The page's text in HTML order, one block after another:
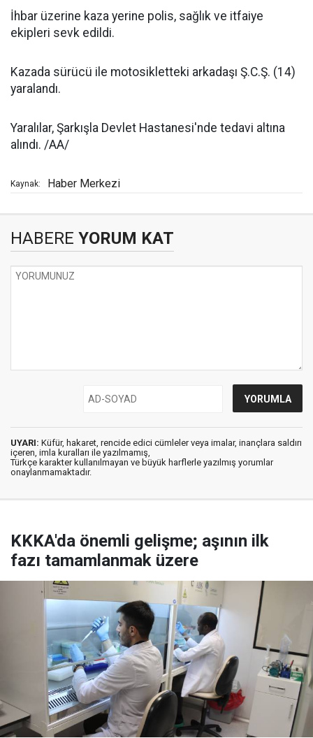
İhbar üzerine kaza yerine polis, sağlık ve itfaiye
ekipleri sevk edildi.
Kazada sürücü ile motosikletteki arkadaşı Ş.C.Ş. (14)
yaralandı.
Yaralılar, Şarkışla Devlet Hastanesi'nde tedavi altına
alındı. /AA/
Kaynak: Haber Merkezi
HABERE YORUM KAT
UYARI: Küfür, hakaret, rencide edici cümleler veya imalar, inançlara saldırı
içeren, imla kuralları ile yazılmamış,
Türkçe karakter kullanılmayan ve büyük harflerle yazılmış yorumlar
onaylanmamaktadır.
KKKA'da önemli gelişme; aşının ilk
fazı tamamlanmak üzere